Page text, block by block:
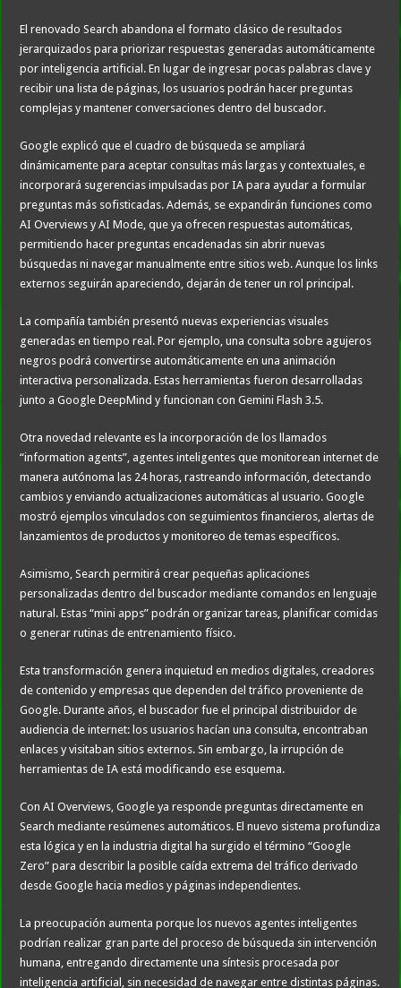
El renovado Search abandona el formato clásico de resultados
jerarquizados para priorizar respuestas generadas automáticamente
por inteligencia artificial. En lugar de ingresar pocas palabras clave y
recibir una lista de páginas, los usuarios podrán hacer preguntas
complejas y mantener conversaciones dentro del buscador.
Google explicó que el cuadro de búsqueda se ampliará
dinámicamente para aceptar consultas más largas y contextuales, e
incorporará sugerencias impulsadas por IA para ayudar a formular
preguntas más sofisticadas. Además, se expandirán funciones como
AI Overviews y AI Mode, que ya ofrecen respuestas automáticas,
permitiendo hacer preguntas encadenadas sin abrir nuevas
búsquedas ni navegar manualmente entre sitios web. Aunque los links
externos seguirán apareciendo, dejarán de tener un rol principal.
La compañía también presentó nuevas experiencias visuales
generadas en tiempo real. Por ejemplo, una consulta sobre agujeros
negros podrá convertirse automáticamente en una animación
interactiva personalizada. Estas herramientas fueron desarrolladas
junto a Google DeepMind y funcionan con Gemini Flash 3.5.
Otra novedad relevante es la incorporación de los llamados
“information agents”, agentes inteligentes que monitorean internet de
manera autónoma las 24 horas, rastreando información, detectando
cambios y enviando actualizaciones automáticas al usuario. Google
mostró ejemplos vinculados con seguimientos financieros, alertas de
lanzamientos de productos y monitoreo de temas específicos.
Asimismo, Search permitirá crear pequeñas aplicaciones
personalizadas dentro del buscador mediante comandos en lenguaje
natural. Estas “mini apps” podrán organizar tareas, planificar comidas
o generar rutinas de entrenamiento físico.
Esta transformación genera inquietud en medios digitales, creadores
de contenido y empresas que dependen del tráfico proveniente de
Google. Durante años, el buscador fue el principal distribuidor de
audiencia de internet: los usuarios hacían una consulta, encontraban
enlaces y visitaban sitios externos. Sin embargo, la irrupción de
herramientas de IA está modificando ese esquema.
Con AI Overviews, Google ya responde preguntas directamente en
Search mediante resúmenes automáticos. El nuevo sistema profundiza
esta lógica y en la industria digital ha surgido el término “Google
Zero” para describir la posible caída extrema del tráfico derivado
desde Google hacia medios y páginas independientes.
La preocupación aumenta porque los nuevos agentes inteligentes
podrían realizar gran parte del proceso de búsqueda sin intervención
humana, entregando directamente una síntesis procesada por
inteligencia artificial, sin necesidad de navegar entre distintas páginas.